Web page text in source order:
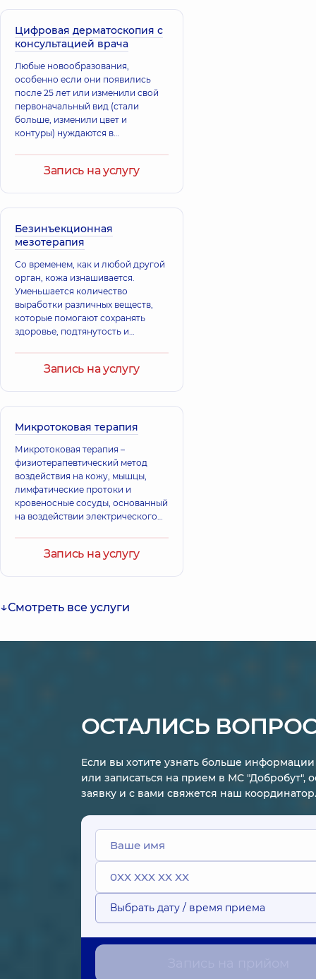
Обследование позволяет оценить
состояние волос и кожи головы,
определить возможные причины
выпадения волос, выявить
заболевания кожи головы и
подобрать лечение и уход.
Цифровая дерматоскопия с
консультацией врача
Любые новообразования,
особенно если они появились
после 25 лет или изменили свой
первоначальный вид (стали
больше, изменили цвет и
контуры) нуждаются в
Запись на услугу
Безинъекционная
мезотерапия
Со временем, как и любой другой
орган, кожа изнашивается.
Уменьшается количество
выработки различных веществ,
которые помогают сохранять
здоровье, подтянутость и
дряблость.Запись на услугу
Микротоковая терапия
Микротоковая терапия –
физиотерапевтический метод
воздействия на кожу, мышцы,
лимфатические протоки и
кровеносные сосуды, основанный
на воздействии электрического
Запись на услугу
Смотреть все услуги
ОСТАЛИСЬ
Если вы хотите узнать больше информации
или записаться на прием в МС "Добробут",
заявку и с вами свяжется наш координатор.
Выбрать дату / время приема